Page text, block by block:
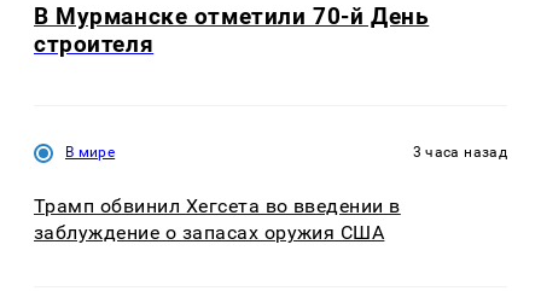
В Мурманске отметили 70-й День
строителя
В мире 3 часа назад
Трамп обвинил Хегсета во введении в
заблуждение о запасах оружия США